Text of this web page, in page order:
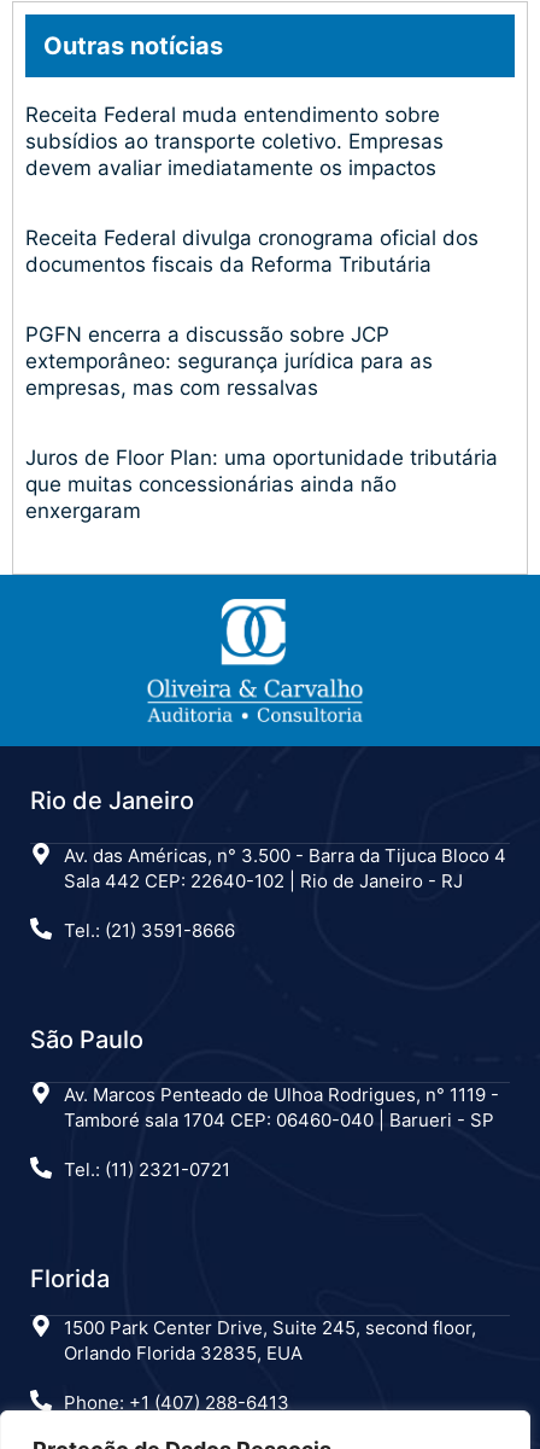
Outras notícias
Receita Federal muda entendimento sobre
subsídios ao transporte coletivo. Empresas
devem avaliar imediatamente os impactos
Receita Federal divulga cronograma oficial dos
documentos fiscais da Reforma Tributária
PGFN encerra a discussão sobre JCP
extemporâneo: segurança jurídica para as
empresas, mas com ressalvas
Juros de Floor Plan: uma oportunidade tributária
que muitas concessionárias ainda não
enxergaram
Rio de Janeiro
Av. das Américas, n° 3.500 - Barra da Tijuca Bloco 4
Sala 442 CEP: 22640-102 | Rio de Janeiro - RJ
Tel.: (21) 3591-8666
São Paulo
Av. Marcos Penteado de Ulhoa Rodrigues, n° 1119 -
Tamboré sala 1704 CEP: 06460-040 | Barueri - SP
Tel.: (11) 2321-0721
Florida
1500 Park Center Drive, Suite 245, second floor,
Orlando Florida 32835, EUA
Phone: +1 (407) 288-6413